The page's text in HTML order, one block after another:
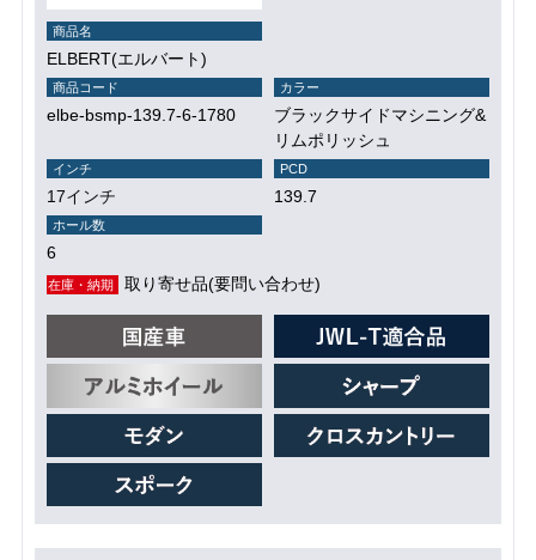
商品名
ELBERT(エルバート)
商品コード
elbe-bsmp-139.7-6-1780
カラー
ブラックサイドマシニング&
リムポリッシュ
インチ
17インチ
PCD
139.7
ホール数
6
在庫・納期 取り寄せ品(要問い合わせ)